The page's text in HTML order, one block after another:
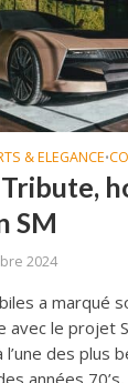
& ELEGANCE•
Tribute,
SM
2024
a marqué
avec le projet
l’une des plus